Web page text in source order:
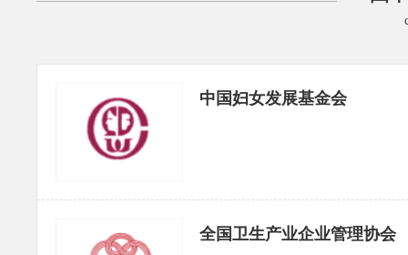
中国妇女发展基金会
全国卫生产业企业管理协会